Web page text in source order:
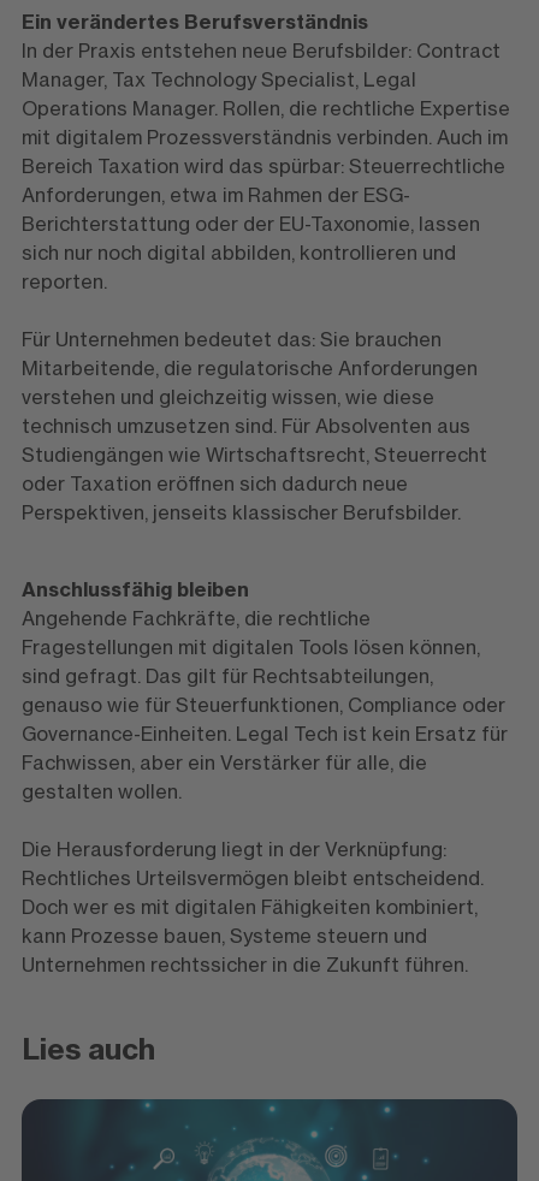
Ein verändertes Berufsverständnis
In der Praxis entstehen neue Berufsbilder: Contract
Manager, Tax Technology Specialist, Legal
Operations Manager. Rollen, die rechtliche Expertise
mit digitalem Prozessverständnis verbinden. Auch im
Bereich Taxation wird das spürbar: Steuerrechtliche
Anforderungen, etwa im Rahmen der ESG-
Berichterstattung oder der EU-Taxonomie, lassen
sich nur noch digital abbilden, kontrollieren und
reporten.
Für Unternehmen bedeutet das: Sie brauchen
Mitarbeitende, die regulatorische Anforderungen
verstehen und gleichzeitig wissen, wie diese
technisch umzusetzen sind. Für Absolventen aus
Studiengängen wie Wirtschaftsrecht, Steuerrecht
oder Taxation eröffnen sich dadurch neue
Perspektiven, jenseits klassischer Berufsbilder.
Anschlussfähig bleiben
Angehende Fachkräfte, die rechtliche
Fragestellungen mit digitalen Tools lösen können,
sind gefragt. Das gilt für Rechtsabteilungen,
genauso wie für Steuerfunktionen, Compliance oder
Governance-Einheiten. Legal Tech ist kein Ersatz für
Fachwissen, aber ein Verstärker für alle, die
gestalten wollen.
Die Herausforderung liegt in der Verknüpfung:
Rechtliches Urteilsvermögen bleibt entscheidend.
Doch wer es mit digitalen Fähigkeiten kombiniert,
kann Prozesse bauen, Systeme steuern und
Unternehmen rechtssicher in die Zukunft führen.
Lies auch